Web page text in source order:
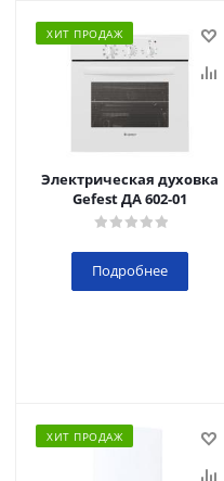
ХИТ ПРОДАЖ
Электрическая духовка
Gefest ДА 602-01
Подробнее
ХИТ ПРОДАЖ